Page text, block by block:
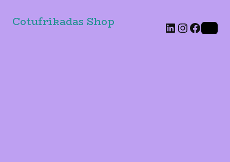
Cotufrikadas Shop LinkedIn